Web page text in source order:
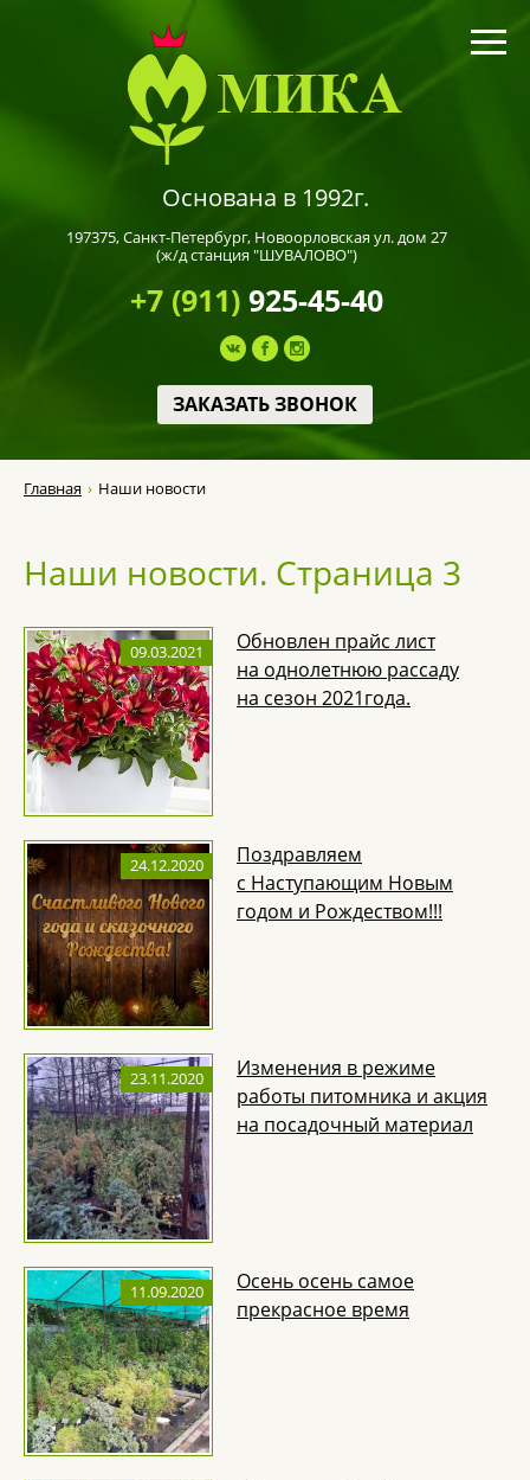
Основана в 1992г.
197375,Санкт-Петербург, Новоорловская ул. дом 27
(ж/д станция "ШУВАЛОВО")
+7 (911)925-45-40
ЗАКАЗАТЬ ЗВОНОК
Главная Наши новости
Наши новости. Страница 3
09.03.2021
Обновлен прайс лист
на однолетнюю рассаду
на сезон 2021года.
24.12.2020
Поздравляем
с Наступающим Новым
годом и Рождеством!!!
23.11.2020
Изменения в режиме
работы питомника и акция
на посадочный материал
11.09.2020
Осень осень самое
прекрасное время